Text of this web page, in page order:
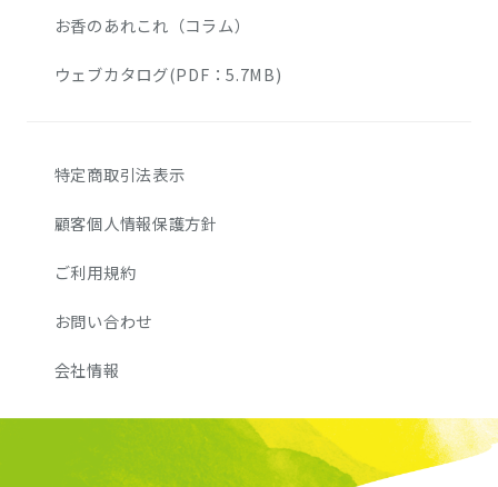
お香のあれこれ（コラム）
ウェブカタログ(PDF：5.7MB)
特定商取引法表示
顧客個人情報保護方針
ご利用規約
お問い合わせ
会社情報